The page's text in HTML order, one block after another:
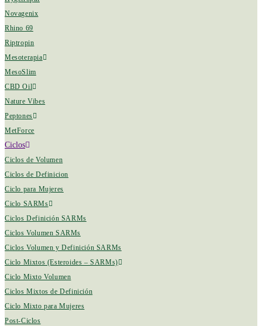
Novagenix
Rhino 69
Riptropin
Mesoterapia
MesoSlim
CBD Oil
Nature Vibes
Peptones
MetForce
Ciclos
Ciclos de Volumen
Ciclos de Definicion
Ciclo para Mujeres
Ciclo SARMs
Ciclos Definición SARMs
Ciclos Volumen SARMs
Ciclos Volumen y Definición SARMs
Ciclo Mixtos (Esteroides – SARMs)
Ciclo Mixto Volumen
Ciclos Mixtos de Definición
Ciclo Mixto para Mujeres
Post-Ciclos